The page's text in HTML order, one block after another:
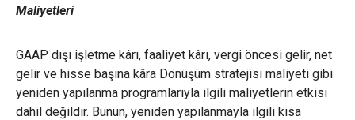
Maliyetleri
GAAP dışı işletme kârı, faaliyet kârı, vergi öncesi gelir, net
gelir ve hisse başına kâra Dönüşüm stratejisi maliyeti gibi
yeniden yapılanma programlarıyla ilgili maliyetlerin etkisi
dahil değildir. Bunun, yeniden yapılanmayla ilgili kısa